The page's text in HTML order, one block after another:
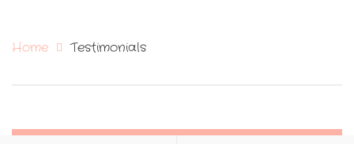
Home Testimonials